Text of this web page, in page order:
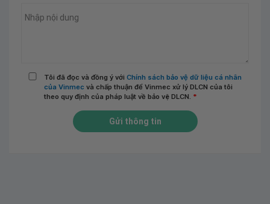
Tôi đã đọc và đồng ý với Chính sách bảo vệ dữ liệu cá nhân
của Vinmec và chấp thuận để Vinmec xử lý DLCN của tôi
theo quy định của pháp luật về bảo vệ DLCN. *
Gửi thông tin